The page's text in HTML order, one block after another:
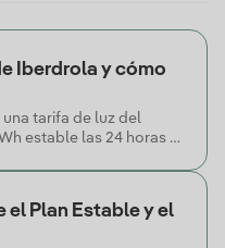
Iberdrola y cómo
tarifa de luz del
estable las 24 horas y
el Plan Estable y el